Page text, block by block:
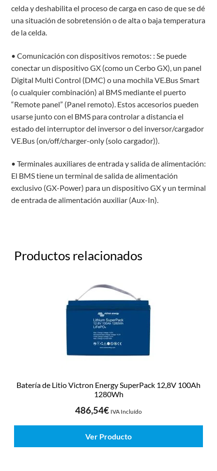
celda y deshabilita el proceso de carga en caso de que se dé
una situación de sobretensión o de alta o baja temperatura
de la celda.
• Comunicación con dispositivos remotos: : Se puede
conectar un dispositivo GX (como un Cerbo GX), un panel
Digital Multi Control (DMC) o una mochila VE.Bus Smart
(o cualquier combinación) al BMS mediante el puerto
“Remote panel” (Panel remoto). Estos accesorios pueden
usarse junto con el BMS para controlar a distancia el
estado del interruptor del inversor o del inversor/cargador
VE.Bus (on/off/charger-only (solo cargador)).
• Terminales auxiliares de entrada y salida de alimentación:
El BMS tiene un terminal de salida de alimentación
exclusivo (GX-Power) para un dispositivo GX y un terminal
de entrada de alimentación auxiliar (Aux-In).
Productos relacionados
Batería de Litio Victron Energy SuperPack 12,8V 100Ah
1280Wh
486,54€ IVA Incluído
Ver Producto